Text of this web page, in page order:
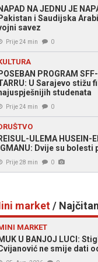
NA JEDNU JE
i Saudijska
savez
Prije 24 min 0
PROGRAM
U Sarajevo stižu
studenata
Prije 24 min 0
ULEMA HUSEIN-
Dvije su bolesti
Prije 28 min 0
market/
MARKET
U BANJOJ LUCI:
ne smije dati